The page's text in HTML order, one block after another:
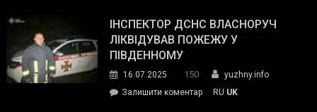
провів
нараду
силових
та
ІНСПЕКТОР ДСНС ВЛАСНОРУЧ
ЛІКВІДУВАВ ПОЖЕЖУ У
ПІВДЕННОМУ
16.07.2025 150
yuzhny.info
Залишити коментарon
RU UK